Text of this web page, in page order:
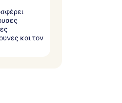
και τον